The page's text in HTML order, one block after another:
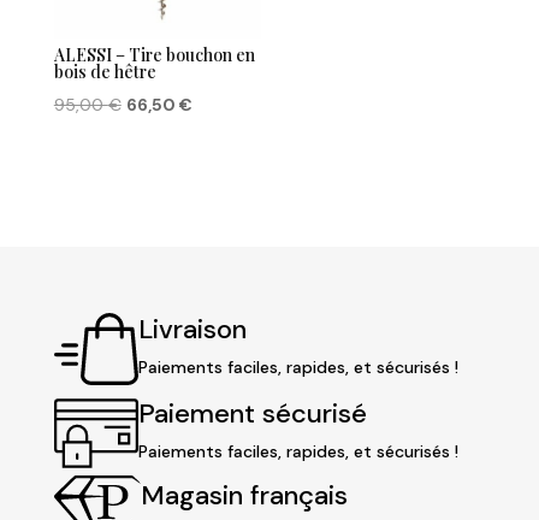
ALESSI – Tire bouchon en
bois de hêtre
95,00€ Le
66,50 €Le
Livraison
Paiements faciles, rapides, et sécurisés !
Paiement sécurisé
Paiements faciles, rapides, et sécurisés !
Magasin français